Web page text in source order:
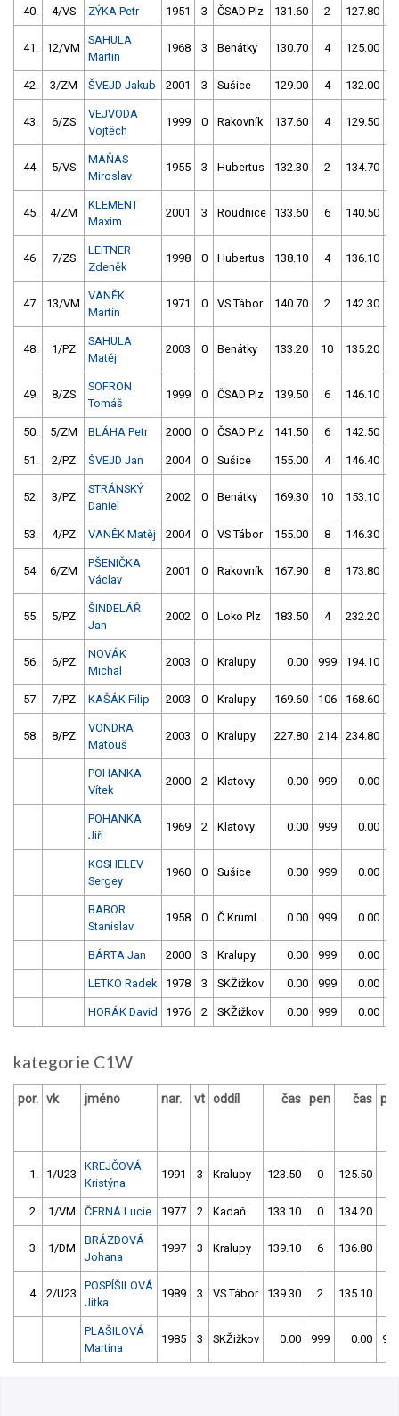
40. 4/VS ZÝKA Petr 1951 3 ČSAD Plz 131.60 2 127.80
41. 12/VM
SAHULA
Martin
1968 3 Benátky 130.70 4 125.00
42. 3/ZM ŠVEJD Jakub 2001 3 Sušice 129.00 4 132.00
43. 6/ZS
VEJVODA
Vojtěch
1999 0 Rakovník 137.60 4 129.50
44. 5/VS
MAŇAS
Miroslav
1955 3 Hubertus 132.30 2 134.70
45. 4/ZM
KLEMENT
Maxim
2001 3 Roudnice 133.60 6 140.50
46. 7/ZS
LEITNER
Zdeněk
1998 0 Hubertus 138.10 4 136.10
47. 13/VM
VANĚK
Martin
1971 0 VS Tábor 140.70 2 142.30
48. 1/PZ
SAHULA
Matěj
2003 0 Benátky 133.20 10 135.20
49. 8/ZS
SOFRON
Tomáš
1999 0 ČSAD Plz 139.50 6 146.10
50. 5/ZM BLÁHA Petr 2000 0 ČSAD Plz 141.50 6 142.50
51. 2/PZ ŠVEJD Jan 2004 0 Sušice 155.00 4 146.40
52. 3/PZ
STRÁNSKÝ
Daniel
2002 0 Benátky 169.30 10 153.10
53. 4/PZ VANĚK Matěj 2004 0 VS Tábor 155.00 8 146.30
54. 6/ZM
PŠENIČKA
Václav
2001 0 Rakovník 167.90 8 173.80
55. 5/PZ
ŠINDELÁŘ
Jan
2002 0 Loko Plz 183.50 4 232.20
56. 6/PZ
NOVÁK
Michal
2003 0 Kralupy 0.00 999 194.10
57. 7/PZ KAŠÁK Filip 2003 0 Kralupy 169.60 106 168.60
58. 8/PZ
VONDRA
Matouš
2003 0 Kralupy 227.80 214 234.80
POHANKA
Vítek
2000 2 Klatovy 0.00 999 0.00
POHANKA
Jiří
1969 2 Klatovy 0.00 999 0.00
KOSHELEV
Sergey
1960 0 Sušice 0.00 999 0.00
BABOR
Stanislav
1958 0 Č.Kruml. 0.00 999 0.00
BÁRTA Jan 2000 3 Kralupy 0.00 999 0.00
LETKO Radek 1978 3 SKŽižkov 0.00 999 0.00
HORÁK David 1976 2 SKŽižkov 0.00 999 0.00
kategorie C1W
por. vk jméno nar. vt oddíl čas pen čas
1. 1/U23
KREJČOVÁ
Kristýna
1991 3 Kralupy 123.50 0 125.50
2. 1/VM ČERNÁ Lucie 1977 2 Kadaň 133.10 0 134.20
3. 1/DM
BRÁZDOVÁ
Johana
1997 3 Kralupy 139.10 6 136.80
4. 2/U23
POSPÍŠILOVÁ
Jitka
1989 3 VS Tábor 139.30 2 135.10
PLAŠILOVÁ
Martina
1985 3 SKŽižkov 0.00 999 0.00